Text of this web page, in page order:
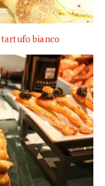
tartufo bianco